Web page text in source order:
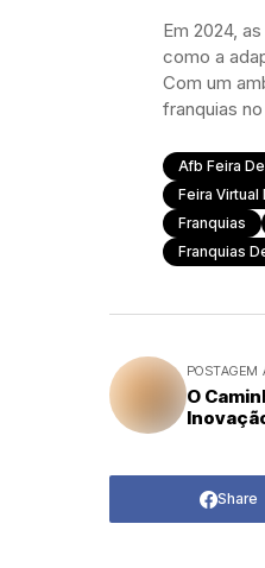
Em 2024,
como a
Com um
franquias
Afb Feira
Feira Virtual
Franquias
Franquias
POSTAGEM
O
Share